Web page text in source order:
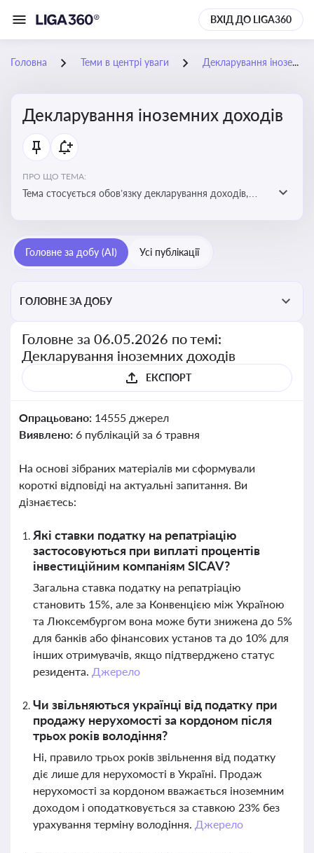
ВХІД ДО LIGA360
Головна Теми в центрі уваги Декларування іноземних доходів
Декларування іноземних доходів
ПРО ЩО ТЕМА:
Тема стосується обов’язку декларування доходів,
уникнення подвійного оподаткування
Головне за добу (AI) Усі публікації
ГОЛОВНЕ ЗА ДОБУ
Головне за 06.05.2026 по темі:
Декларування іноземних доходів
ЕКСПОРТ
Опрацьовано: 14555 джерел
Виявлено: 6 публікацій за 6 травня
На основі зібраних матеріалів ми сформували
короткі відповіді на актуальні запитання. Ви
дізнаєтесь:
Які ставки податку на репатріацію
застосовуються при виплаті процентів
інвестиційним компаніям SICAV?
Загальна ставка податку на репатріацію
становить 15%, але за Конвенцією між Україною
та Люксембургом вона може бути знижена до 5%
для банків або фінансових установ та до 10% для
інших отримувачів, якщо підтверджено статус
резидента. Джерело
Чи звільняються українці від податку при
продажу нерухомості за кордоном після
трьох років володіння?
Ні, правило трьох років звільнення від податку
діє лише для нерухомості в Україні. Продаж
нерухомості за кордоном вважається іноземним
доходом і оподатковується за ставкою 23% без
урахування терміну володіння. Джерело